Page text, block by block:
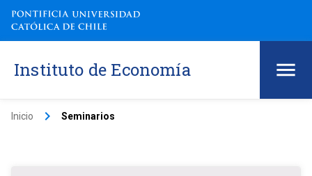
Instituto de Economía
Inicio keyboard_arrow_right Seminarios